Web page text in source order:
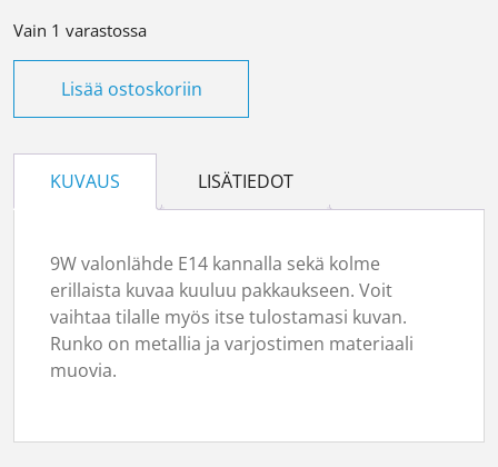
Vain 1 varastossa
Lisää ostoskoriin
KUVAUS LISÄTIEDOT
9W valonlähde E14 kannalla sekä kolme
erillaista kuvaa kuuluu pakkaukseen. Voit
vaihtaa tilalle myös itse tulostamasi kuvan.
Runko on metallia ja varjostimen materiaali
muovia.